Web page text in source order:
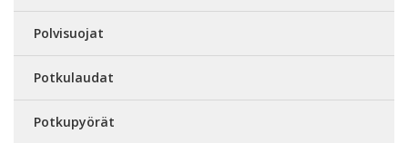
Polvisuojat
Potkulaudat
Potkupyörät